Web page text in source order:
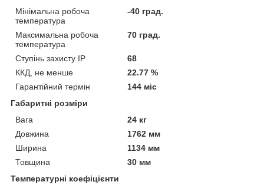
Мінімальна робоча
температура
-40 град.
Максимальна робоча
температура
70 град.
Ступінь захисту IP
68
ККД, не менше
22.77 %
Гарантійний термін
144 міс
Габаритні розміри
Вага
24 кг
Довжина
1762 мм
Ширина
1134 мм
Товщина
30 мм
Температурні коефіцієнти